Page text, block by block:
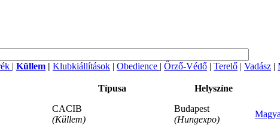
| Küllem | Klubkiállítások | Obedience | Őrző-Védő | Terelő | Vadász |
Típusa Helyszíne
CACIB
(Küllem)
Budapest
(Hungexpo)